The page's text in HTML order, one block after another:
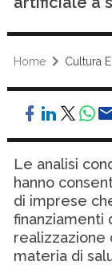
Home Cultura
Le analisi
hanno
di imprese
finanziamenti
realizzazione
materia di